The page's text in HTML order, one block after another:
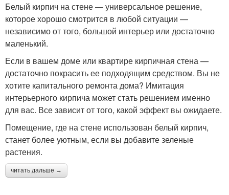
Белый кирпич на стене — универсальное решение,
которое хорошо смотрится в любой ситуации —
независимо от того, большой интерьер или достаточно
маленький.
Если в вашем доме или квартире кирпичная стена —
достаточно покрасить ее подходящим средством. Вы не
хотите капитального ремонта дома? Имитация
интерьерного кирпича может стать решением именно
для вас. Все зависит от того, какой эффект вы ожидаете.
Помещение, где на стене использован белый кирпич,
станет более уютным, если вы добавите зеленые
растения.
читать дальше →